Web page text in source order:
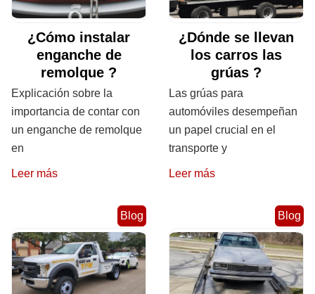
¿Cómo instalar
enganche de
remolque ?
Explicación sobre la
importancia de contar con
un enganche de remolque
en
Leer más
¿Dónde se llevan
los carros las
grúas ?
Las grúas para
automóviles desempeñan
un papel crucial en el
transporte y
Leer más
Blog Blog